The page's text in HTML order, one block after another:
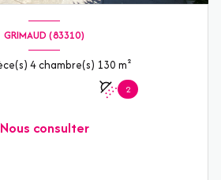
GRIMAUD (83310)
Villa 5 pièce(s) 4 chambre(s) 130 m²
2
Nous consulter